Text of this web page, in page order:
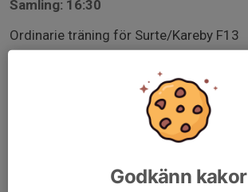
Samling: 16:30
Ordinarie träning för Surte/Kareby F13
Godkänn kakor